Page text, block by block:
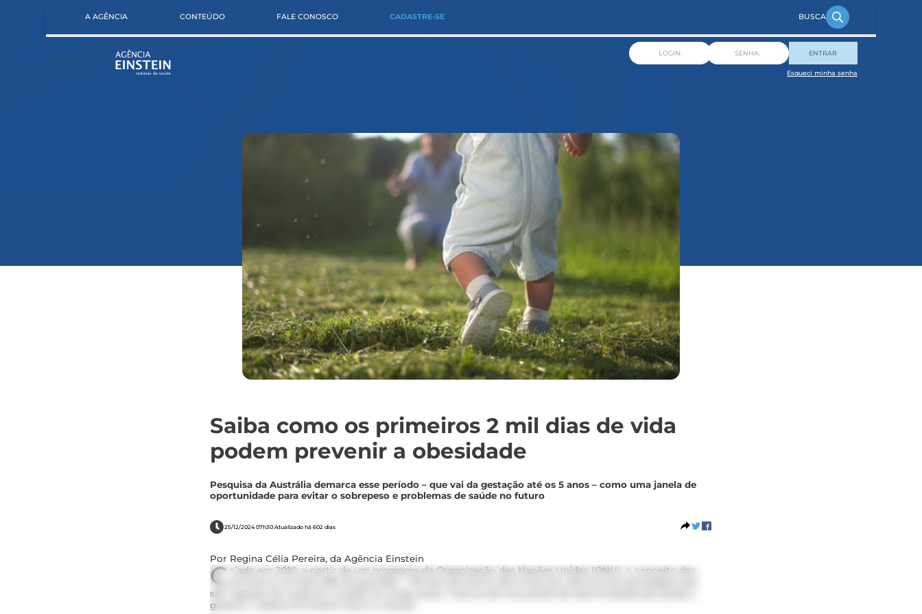
A AGÊNCIA CONTEÚDO FALE CONOSCO CADASTRE-SE
ENTRAR
Esqueci minha senha
Saiba como os primeiros 2 mil dias de vida
podem prevenir a obesidade
Pesquisa da Austrália demarca esse período – que vai da gestação até os 5 anos – como uma janela de
oportunidade para evitar o sobrepeso e problemas de saúde no futuro
25/12/2024 07h30 Atualizado há 602 dias
Por Regina Célia Pereira, da Agência Einstein
C riado em 2010, a partir de um programa da Organização das Nações Unidas (ONU), o conceito dos
são capazes de impactar a saúde em longo prazo. Trata-se de uma janela de oportunidade que ajuda a
garantir o desenvolvimento físico e mental.